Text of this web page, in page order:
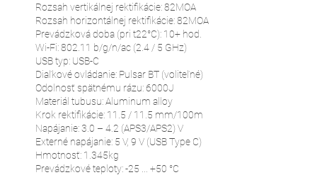
Rozsah vertikálnej rektifikácie: 82MOA
Rozsah horizontálnej rektifikácie: 82MOA
Prevádzková doba (pri t22°C): 10+ hod.
Wi-Fi: 802.11 b/g/n/ac (2.4 / 5 GHz)
USB typ: USB-C
Diaľkové ovládanie: Pulsar BT (voliteľné)
Odolnosť spätnému rázu: 6000J
Materiál tubusu: Aluminum alloy
Krok rektifikácie: 11.5 / 11.5 mm/100m
Napájanie: 3.0 – 4.2 (APS3/APS2) V
Externé napájanie: 5 V, 9 V (USB Type C)
Hmotnosť: 1.345kg
Prevádzkové teploty: -25 ... +50 °C